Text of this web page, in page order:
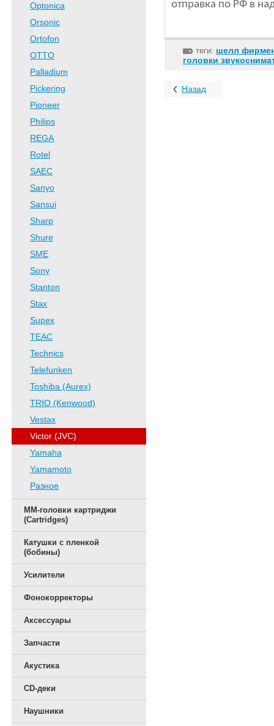
Optonica
Orsonic
Ortofon
OTTO
Palladium
Pickering
Pioneer
Philips
REGA
Rotel
SAEC
Sanyo
Sansui
Sharp
Shure
SME
Sony
Stanton
Stax
Supex
TEAC
Technics
Telefunken
Toshiba (Aurex)
TRIO (Kenwood)
Vestax
Victor (JVC)
Yamaha
Yamamoto
Разное
ММ-головки картриджи
(Cartridges)
Катушки с пленкой
(бобины)
Усилители
Фонокорректоры
Аксессуары
Запчасти
Акустика
CD-деки
Наушники
отправка по РФ в
теги: шелл
головки
Назад